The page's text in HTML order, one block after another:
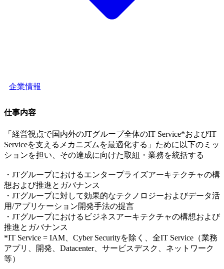
企業情報
仕事内容
「経営視点で国内外のJTグループ全体のIT Service*およびIT
Serviceを支えるメカニズムを最適化する」ために以下のミッ
ションを担い、その達成に向けた取組・業務を統括する
・JTグループにおけるエンタープライズアーキテクチャの構
想および推進とガバナンス
・JTグループに対して効果的なテクノロジーおよびデータ活
用/アプリケーション開発手法の提言
・JTグループにおけるビジネスアーキテクチャの構想および
推進とガバナンス
*IT Service = IAM、Cyber Securityを除く、全IT Service（業務
アプリ、開発、Datacenter、サービスデスク、ネットワーク
等）